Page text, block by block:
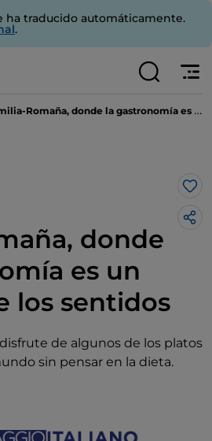
ha traducido automáticamente.
.
Romaña, donde la gastronomía es un imperio de los sentidos
donde
es un
los sentidos
de algunos de los platos
sin pensar en la dieta.
Me